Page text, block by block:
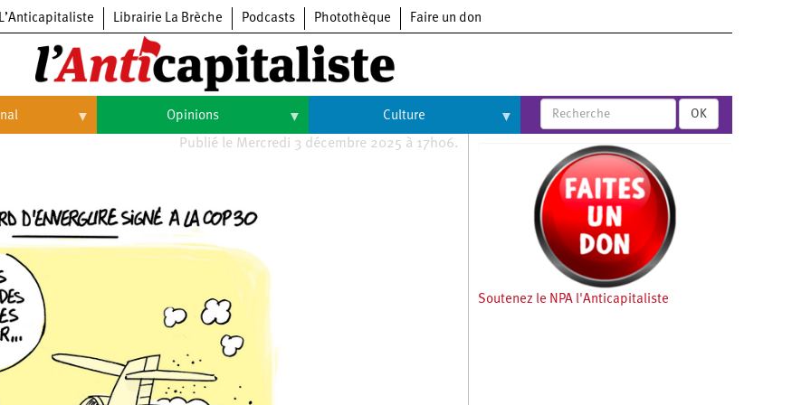
L’Anticapitaliste Librairie La Brèche Podcasts Photothèque Faire un don
Opinions Culture OK
Publié le Mercredi 3 décembre 2025 à 17h06.
Soutenez le NPA l'Anticapitaliste